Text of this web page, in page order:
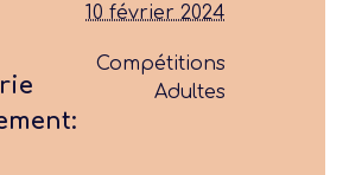
10 février 2024
Compétitions
Adultes